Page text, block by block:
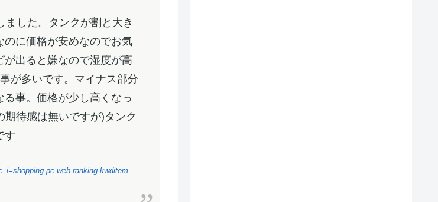
した。タンクが割と大き
のに価格が安めなのでお気
出ると嫌なので湿度が高
が多いです。マイナス部分
事。価格が少し高くなっ
待感は無いですが)タンク
す
pc-web-ranking-kwditem-